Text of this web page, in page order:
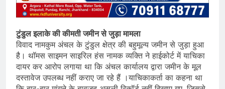
टुंडुल इलाके की कीमती जमीन से जुड़ा मामला
विवाद नामकुम अंचल के टुंडुल क्षेत्र की बहुमूल्य जमीन से जुड़ा हुआ
है। थॉमस साइमन साइरिल हंस नामक व्यक्ति ने हाईकोर्ट में याचिका
दायर कर आरोप लगाया था कि अंचल कार्यालय द्वारा जमीन के मूल
दस्तावेज उपलब्ध नहीं कराए जा रहे हैं ।याचिकाकर्ता का कहना था